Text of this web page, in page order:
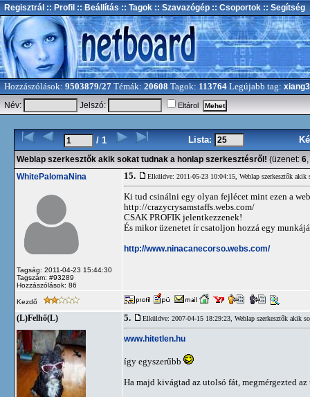
Regisztrál :: Profil :: Beállítás :: Tagok :: Szavazógép :: Csoportok :: Segítség
Hozzászólások: 9503879/27 Témák: 20608 Tagok: 113764 Legújabb tag:
Név:
Jelszó: Eltárol
/ 1 Lista:
Weblap szerkesztők akik sokat tudnak a honlap szerkesztésről! (üzenet: 6,
WhitePalomaNina
Tagság: 2011-04-23 15:44:30
Tagszám: #93289
Hozzászólások: 86
15. Elküldve: 2011-05-23 10:04:15, Weblap szerkesztők akik
Ki tud csinálni egy olyan fejlécet mint ezen a
http://crazycrysamstaffs.webs.com/
CSAK PROFIK jelentkezzenek!
És mikor üzenetet ír csatoljon hozzá egy
http://www.ninacanecorso.webs.com/
Kezdő
(L)Felhő(L) 5. Elküldve: 2007-04-15 18:29:23, Weblap szerkesztők akik
www.hitetlen.hu
így egyszerűbb
Ha majd kivágtad az utolsó fát, megmérgezted